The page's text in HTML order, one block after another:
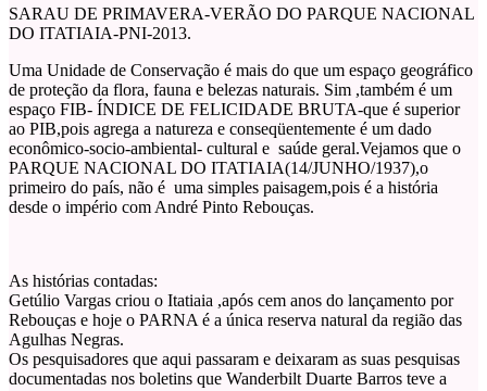
SARAU DE PRIMAVERA-VERÃO DO PARQUE NACIONAL
DO ITATIAIA-PNI-2013.
Uma Unidade de Conservação é mais do que um espaço geográfico
de proteção da flora, fauna e belezas naturais. Sim ,também é um
espaço FIB- ÍNDICE DE FELICIDADE BRUTA-que é superior
ao PIB,pois agrega a natureza e conseqüentemente é um dado
econômico-socio-ambiental- cultural e saúde geral.Vejamos que o
PARQUE NACIONAL DO ITATIAIA(14/JUNHO/1937),o
primeiro do país, não é uma simples paisagem,pois é a história
desde o império com André Pinto Rebouças.
As histórias contadas:
Getúlio Vargas criou o Itatiaia ,após cem anos do lançamento por
Rebouças e hoje o PARNA é a única reserva natural da região das
Agulhas Negras.
Os pesquisadores que aqui passaram e deixaram as suas pesquisas
documentadas nos boletins que Wanderbilt Duarte Barros teve a